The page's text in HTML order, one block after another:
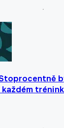
každém